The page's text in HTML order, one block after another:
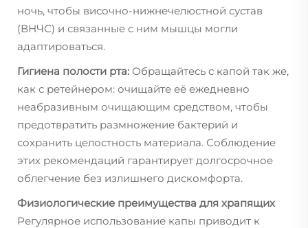
ночь, чтобы височно-нижнечелюстной сустав
(ВНЧС) и связанные с ним мышцы могли
адаптироваться.
Гигиена полости рта: Обращайтесь с капой так же,
как с ретейнером: очищайте её ежедневно
неабразивным очищающим средством, чтобы
предотвратить размножение бактерий и
сохранить целостность материала. Соблюдение
этих рекомендаций гарантирует долгосрочное
облегчение без излишнего дискомфорта.
Физиологические преимущества для храпящих
Регулярное использование капы приводит к